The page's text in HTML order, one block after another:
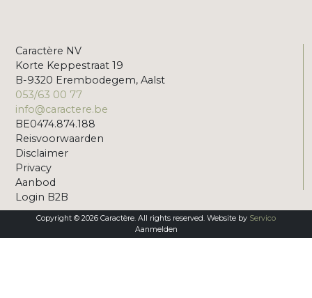
Caractère NV
Korte Keppestraat 19
B-9320 Erembodegem, Aalst
053/63 00 77
info@caractere.be
BE0474.874.188
Reisvoorwaarden
Disclaimer
Privacy
Aanbod
Login B2B
Copyright © 2026 Caractère. All rights reserved. Website by Servico
Aanmelden